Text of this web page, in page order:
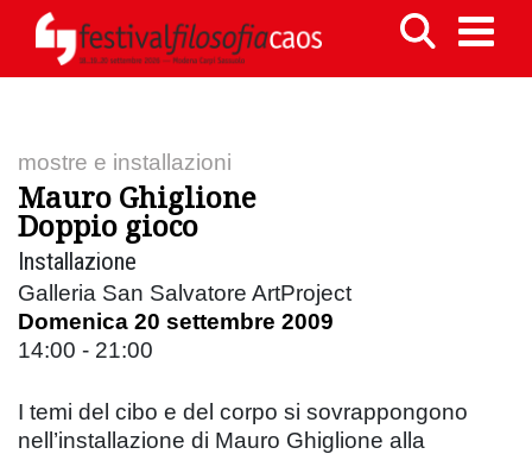
mostre e installazioni
Mauro Ghiglione
Doppio gioco
Installazione
Galleria San Salvatore ArtProject
Domenica 20 settembre 2009
14:00 - 21:00
I temi del cibo e del corpo si sovrappongono
nell’installazione di Mauro Ghiglione alla